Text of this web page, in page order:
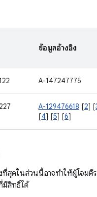
ข้อมูลอ้างอิง
A-147247775
A-129476618 [2] [
[4] [5] [6]
ที่สุดในส่วนนี้อาจทำให้ผู้โจม
มีสิทธิ์ได้